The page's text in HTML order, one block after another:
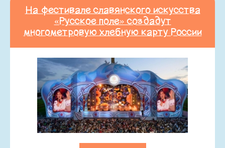
На фестивале славянского искусства
«Русское поле» создадут
многометровую хлебную карту России